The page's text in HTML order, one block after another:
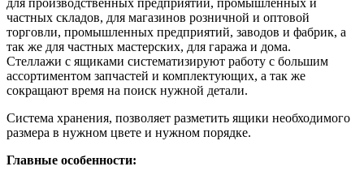
частных складов, для магазинов розничной и оптовой
торговли, промышленных предприятий, заводов и фабрик, а
так же для частных мастерских, для гаража и дома.
Стеллажи с ящиками систематизируют работу с большим
ассортиментом запчастей и комплектующих, а так же
сокращают время на поиск нужной детали.
Система хранения, позволяет разметить ящики необходимого
размера в нужном цвете и нужном порядке.
Главные особенности: